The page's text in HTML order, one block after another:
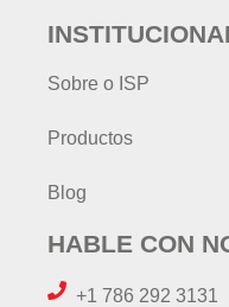
Sobre o ISP
Productos
Blog
HABLE CON
+1 786 292 3131